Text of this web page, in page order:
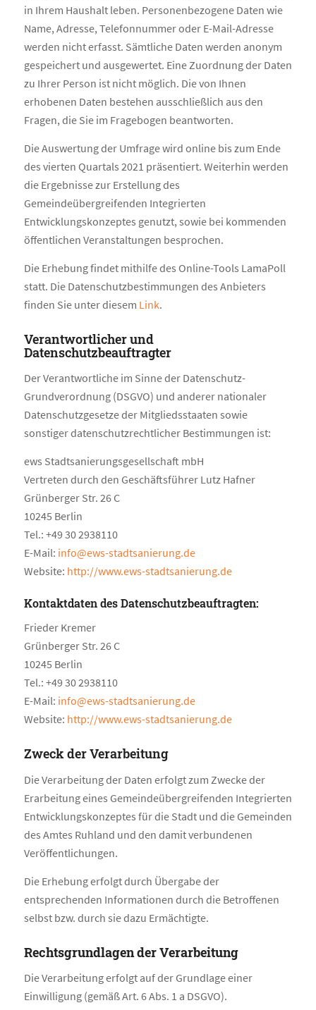
in Ihrem Haushalt leben. Personenbezogene Daten wie
Name, Adresse, Telefonnummer oder E-Mail-Adresse
werden nicht erfasst. Sämtliche Daten werden anonym
gespeichert und ausgewertet. Eine Zuordnung der Daten
zu Ihrer Person ist nicht möglich. Die von Ihnen
erhobenen Daten bestehen ausschließlich aus den
Fragen, die Sie im Fragebogen beantworten.
Die Auswertung der Umfrage wird online bis zum Ende
des vierten Quartals 2021 präsentiert. Weiterhin werden
die Ergebnisse zur Erstellung des
Gemeindeübergreifenden Integrierten
Entwicklungskonzeptes genutzt, sowie bei kommenden
öffentlichen Veranstaltungen besprochen.
Die Erhebung findet mithilfe des Online-Tools LamaPoll
statt. Die Datenschutzbestimmungen des Anbieters
finden Sie unter diesem Link.
Verantwortlicher und
Datenschutzbeauftragter
Der Verantwortliche im Sinne der Datenschutz-
Grundverordnung (DSGVO) und anderer nationaler
Datenschutzgesetze der Mitgliedsstaaten sowie
sonstiger datenschutzrechtlicher Bestimmungen ist:
ews Stadtsanierungsgesellschaft mbH
Vertreten durch den Geschäftsführer Lutz Hafner
Grünberger Str. 26 C
10245 Berlin
Tel.: +49 30 2938110
E-Mail: info@ews-stadtsanierung.de
Website: http://www.ews-stadtsanierung.de
Kontaktdaten des Datenschutzbeauftragten:
Frieder Kremer
Grünberger Str. 26 C
10245 Berlin
Tel.: +49 30 2938110
E-Mail: info@ews-stadtsanierung.de
Website: http://www.ews-stadtsanierung.de
Zweck der Verarbeitung
Die Verarbeitung der Daten erfolgt zum Zwecke der
Erarbeitung eines Gemeindeübergreifenden Integrierten
Entwicklungskonzeptes für die Stadt und die Gemeinden
des Amtes Ruhland und den damit verbundenen
Veröffentlichungen.
Die Erhebung erfolgt durch Übergabe der
entsprechenden Informationen durch die Betroffenen
selbst bzw. durch sie dazu Ermächtigte.
Rechtsgrundlagen der Verarbeitung
Die Verarbeitung erfolgt auf der Grundlage einer
Einwilligung (gemäß Art. 6 Abs. 1 a DSGVO).